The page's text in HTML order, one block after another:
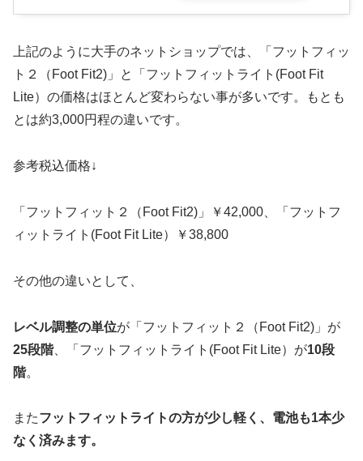
上記のように大手のネットショップでは、「フットフィッ
ト２（Foot Fit2)」と「フットフィットライト(Foot Fit
Lite）の価格はほとんど変わらない事が多いです。もとも
とは約3,000円程の違いです。
参考税込価格↓
「フットフィット２（Foot Fit2)」￥42,000、「フットフ
ィットライト(Foot Fit Lite）￥38,800
その他の違いとして、
レベル調整の単位が「フットフィット２（Foot Fit2)」が
25段階、「フットフィットライト(Foot Fit Lite）が10段
階。
またフットフィットライトの方が少し軽く、電池も1本少
なく済みます。